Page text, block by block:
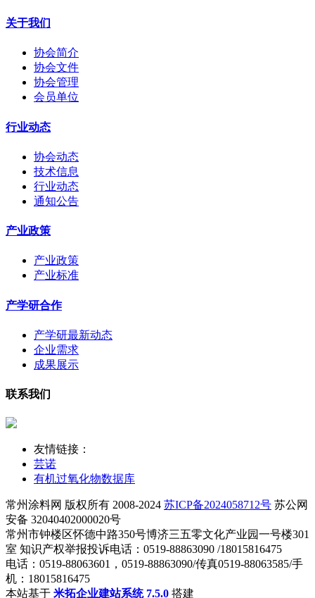
关于我们
协会简介
协会文件
协会管理
会员单位
行业动态
协会动态
技术信息
行业动态
通知公告
产业政策
产业政策
产业标准
产学研合作
产学研最新动态
企业需求
成果展示
联系我们
友情链接：
芸诺
有机过氧化物数据库
常州涂料网 版权所有 2008-2024 苏ICP备2024058712号 苏公网
安备 32040402000020号
常州市钟楼区怀德中路350号博济三五零文化产业园一号楼301
室 知识产权举报投诉电话：0519-88863090 /18015816475
电话：0519-88063601，0519-88863090/传真0519-88063585/手
机：18015816475
本站基于 米拓企业建站系统 7.5.0 搭建